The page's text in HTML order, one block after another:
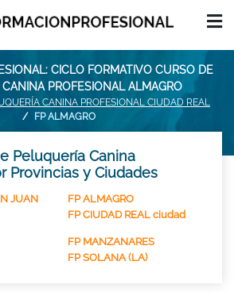
CICLO FORMATIVO CURSO DE
CANINA PROFESIONAL ALMAGRO
CANINA PROFESIONAL CIUDAD REAL
FP ALMAGRO
Peluquería Canina
Provincias y Ciudades
JUAN
FP ALMAGRO
FP CIUDAD REAL ciudad
FP MANZANARES
FP SOLANA (LA)